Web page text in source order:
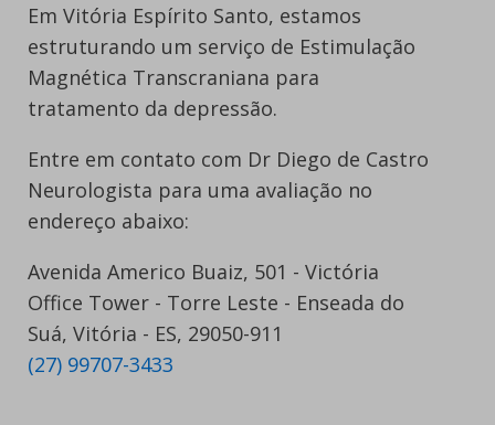
Em Vitória Espírito Santo, estamos
estruturando um serviço de Estimulação
Magnética Transcraniana para
tratamento da depressão.
Entre em contato com Dr Diego de Castro
Neurologista para uma avaliação no
endereço abaixo:
Avenida Americo Buaiz, 501 - Victória
Office Tower - Torre Leste - Enseada do
Suá, Vitória - ES, 29050-911
(27) 99707-3433